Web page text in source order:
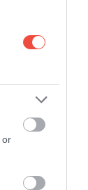
or
din apă și